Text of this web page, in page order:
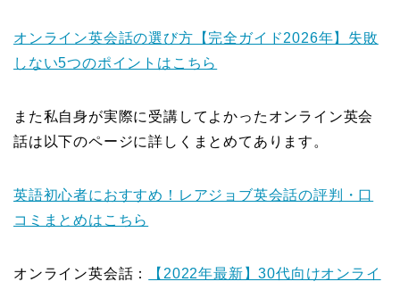
オンライン英会話の選び方【完全ガイド2026年】失敗
しない5つのポイントはこちら
また私自身が実際に受講してよかったオンライン英会
話は以下のページに詳しくまとめてあります。
英語初心者におすすめ！レアジョブ英会話の評判・口
コミまとめはこちら
オンライン英会話：
【2022年最新】30代向けオンライ